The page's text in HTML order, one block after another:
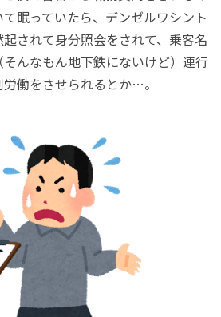
眠っていたら、デンゼルワシント
されて身分照会をされて、乗客名
んなもん地下鉄にないけど）連行
働をさせられるとか…。